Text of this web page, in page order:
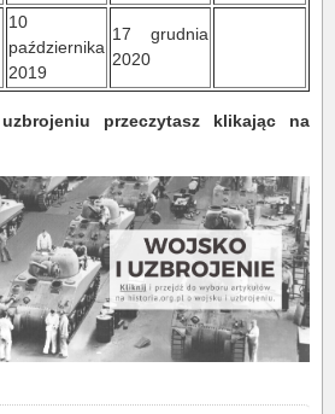
10
października
2019
17 grudnia
2020
przeczytasz klikając na